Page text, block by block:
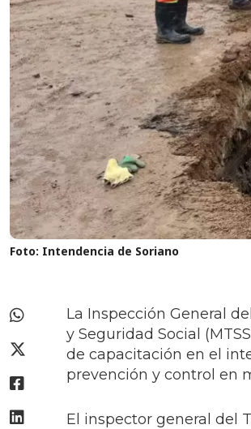
Foto: Intendencia de Soriano
La Inspección General
y Seguridad Social
de capacitación en el
prevención y control en
El inspector general del